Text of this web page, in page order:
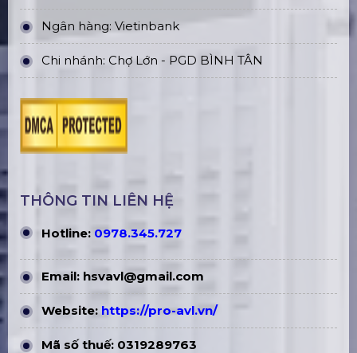
Ngân hàng: Vietinbank
Chi nhánh: Chợ Lớn - PGD BÌNH TÂN
THÔNG TIN LIÊN HỆ
Hotline: 0978.345.727
Email: hsvavl@gmail.com
Website: https://pro-avl.vn/
Mã số thuế: 0319289763